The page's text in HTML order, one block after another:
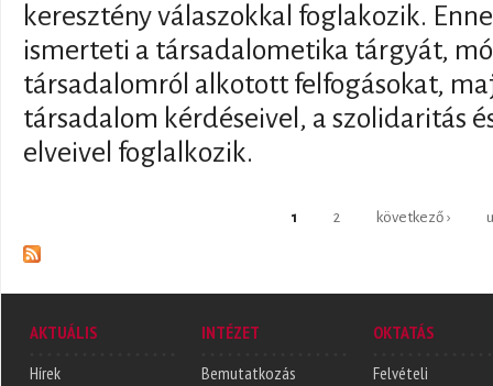
keresztény válaszokkal foglakozik.
ismerteti a társadalometika tárgyát,
társadalomról alkotott felfogásokat,
társadalom kérdéseivel, a szolidaritás
elveivel foglalkozik.
1 2 következő ›
AKTUÁLIS
Hírek
INTÉZET
Bemutatkozás
OKTATÁS
Felvételi